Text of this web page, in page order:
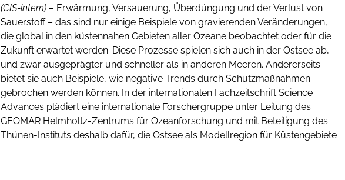
(CIS-intern) – Erwärmung, Versauerung, Überdüngung und der Verlust von
Sauerstoff – das sind nur einige Beispiele von gravierenden Veränderungen,
die global in den küstennahen Gebieten aller Ozeane beobachtet oder für die
Zukunft erwartet werden. Diese Prozesse spielen sich auch in der Ostsee ab,
und zwar ausgeprägter und schneller als in anderen Meeren. Andererseits
bietet sie auch Beispiele, wie negative Trends durch Schutzmaßnahmen
gebrochen werden können. In der internationalen Fachzeitschrift Science
Advances plädiert eine internationale Forschergruppe unter Leitung des
GEOMAR Helmholtz-Zentrums für Ozeanforschung und mit Beteiligung des
Thünen-Instituts deshalb dafür, die Ostsee als Modellregion für Küstengebiete